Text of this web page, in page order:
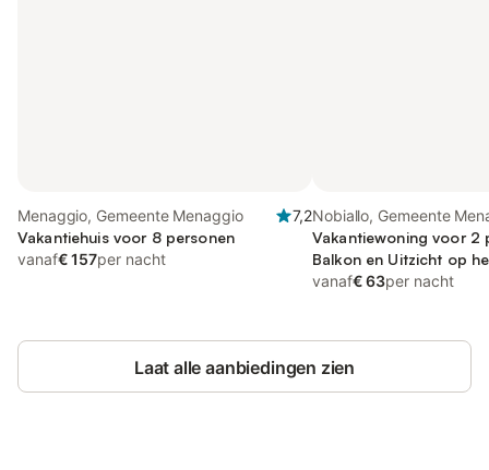
Menaggio, Gemeente Menaggio
7,2
Vakantiehuis voor 8 personen
vanaf€ 157per nacht
Nobiallo, Gemeente
Vakantiewoning voor 2
Balkon en Uitzicht op
vanaf€ 63per nacht
Laat alle aanbiedingen zien